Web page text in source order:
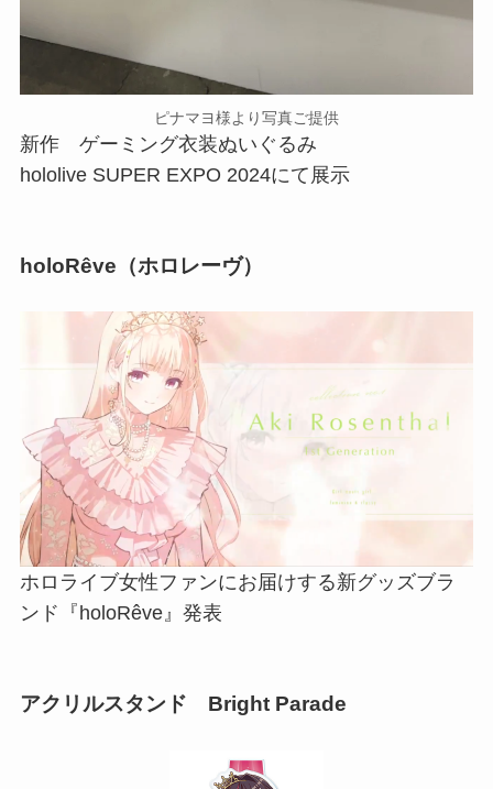
ピナマヨ様より写真ご提供
新作 ゲーミング衣装ぬいぐるみ
hololive SUPER EXPO 2024にて展示
holoRêve（ホロレーヴ）
ホロライブ女性ファンにお届けする新グッズブラ
ンド『holoRêve』発表
アクリルスタンド Bright Parade